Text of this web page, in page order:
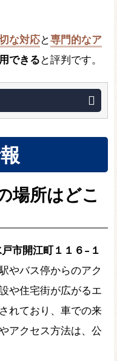
な対応と専門的なア
できる と評判です。
場所はどこ
市開江町１１６−１
やバス停からのアク
や住宅街が広がるエ
れており、車での来
アクセス方法は、公